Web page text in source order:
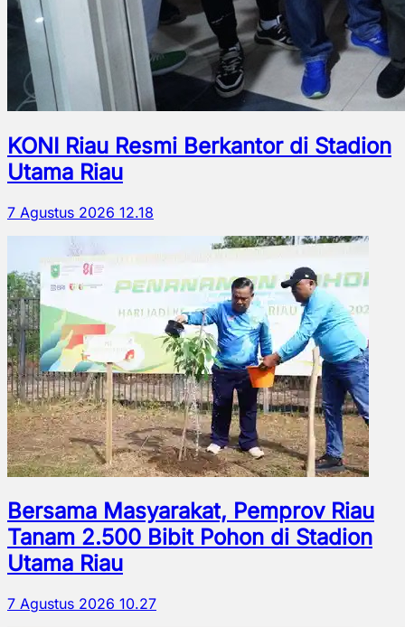
KONI Riau Resmi Berkantor di Stadion
Utama Riau
7 Agustus 2026 12.18
Bersama Masyarakat, Pemprov Riau
Tanam 2.500 Bibit Pohon di Stadion
Utama Riau
7 Agustus 2026 10.27